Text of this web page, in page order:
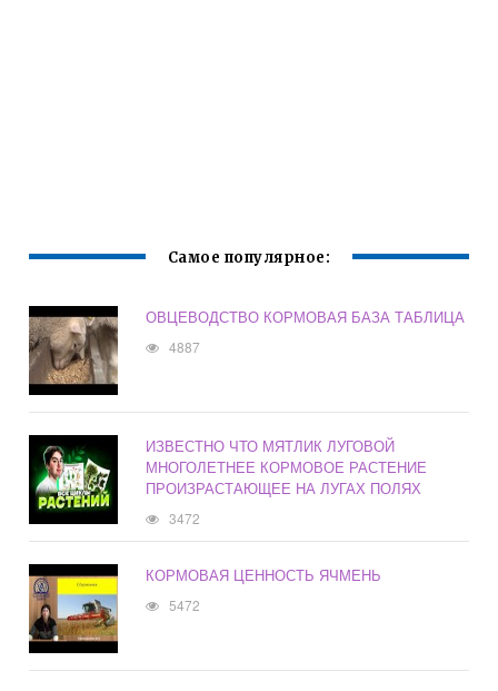
Самое популярное:
ОВЦЕВОДСТВО КОРМОВАЯ БАЗА ТАБЛИЦА
4887
ИЗВЕСТНО ЧТО МЯТЛИК ЛУГОВОЙ
МНОГОЛЕТНЕЕ КОРМОВОЕ РАСТЕНИЕ
ПРОИЗРАСТАЮЩЕЕ НА ЛУГАХ ПОЛЯХ
3472
КОРМОВАЯ ЦЕННОСТЬ ЯЧМЕНЬ
5472